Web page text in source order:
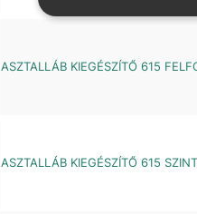
ASZTALLÁB KIEGÉSZÍTŐ 615
ASZTALLÁB KIEGÉSZÍTŐ 615